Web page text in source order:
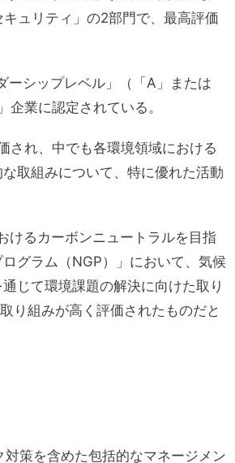
ュリティ」の2部門で、最高評価
ーシップレベル」（「A」または
業に認定されている。
され、中でも各環境領域における
取組みについて、特に優れた活動
けるカーボンニュートラルを目指
グラム（NGP）」において、気候
じて環境課題の解決に向けた取り
り組みが高く評価されたものだと
策を含めた包括的なマネージメン